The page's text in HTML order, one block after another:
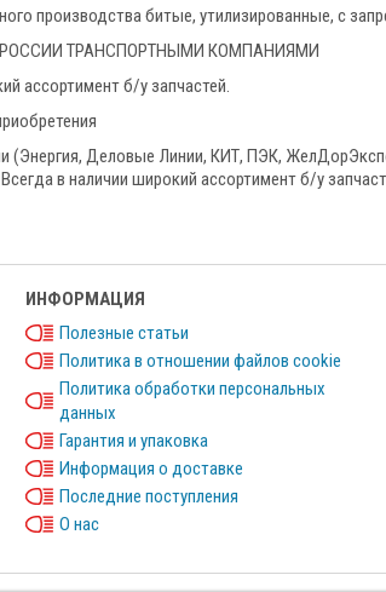
производства битые, утилизированные, с
РОССИИ ТРАНСПОРТНЫМИ КОМПАНИЯМИ
ассортимент б/у запчастей.
(Энергия, Деловые Линии, КИТ, ПЭК,
в наличии широкий ассортимент б/у
ИНФОРМАЦИЯ
Полезные статьи
Политика в отношении файлов cookie
Политика обработки персональных
данных
Гарантия и упаковка
Информация о доставке
Последние поступления
О нас